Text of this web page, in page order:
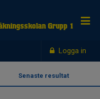
Logga in
Grupp 1
Senaste resultat